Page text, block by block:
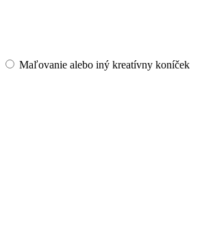
Maľovanie alebo iný kreatívny koníček